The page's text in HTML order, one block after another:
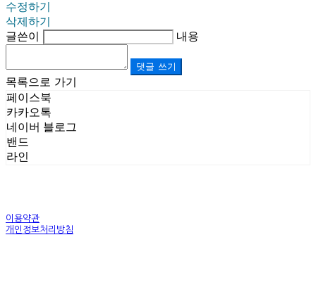
수정하기
삭제하기
글쓴이
내용
댓글 쓰기
목록으로 가기
페이스북
카카오톡
네이버 블로그
밴드
라인
이용약관
개인정보처리방침